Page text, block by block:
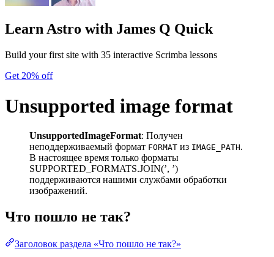
Learn Astro with James Q Quick
Build your first site with 35 interactive Scrimba lessons
Get 20% off
Unsupported image format
UnsupportedImageFormat: Получен
неподдерживаемый формат FORMAT из IMAGE_PATH.
В настоящее время только форматы
SUPPORTED_FORMATS.JOIN(’, ’)
поддерживаются нашими службами обработки
изображений.
Что пошло не так?
Заголовок раздела «Что пошло не так?»